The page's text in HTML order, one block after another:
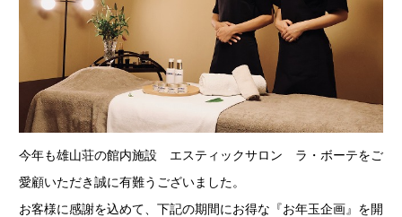
今年も雄山荘の館内施設 エスティックサロン ラ・ボーテをご
愛顧いただき誠に有難うございました。
お客様に感謝を込めて、下記の期間にお得な『お年玉企画』を開